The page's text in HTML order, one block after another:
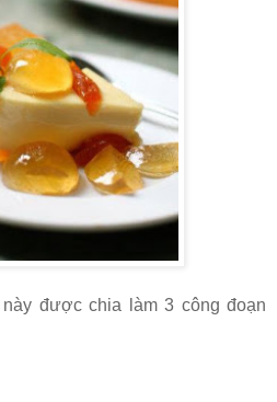
được chia làm 3 công đoạn